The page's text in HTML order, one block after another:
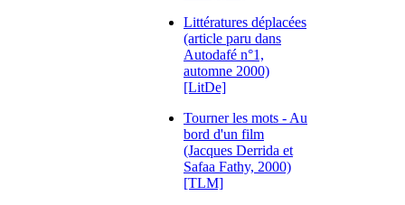
Littératures déplacées
(article paru dans
Autodafé n°1,
automne 2000)
[LitDe]
Tourner les mots - Au
bord d'un film
(Jacques Derrida et
Safaa Fathy, 2000)
[TLM]